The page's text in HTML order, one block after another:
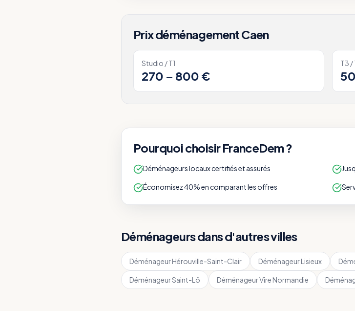
Prix déménagementCaen
Studio / T1
270 – 800 €
T3 /
Pourquoi choisir FranceDem ?
Déménageurs locaux certifiés et assurés
Économisez 40% en comparant les offres
Déménageurs dans d'autres villes
DéménageurHérouville-Saint-Clair DéménageurLisieux
DéménageurSaint-Lô DéménageurVire Normandie